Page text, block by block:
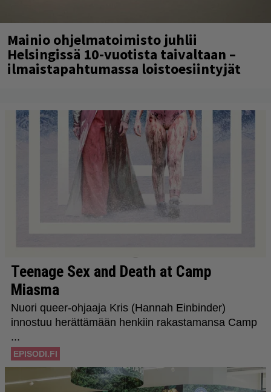
Mainio ohjelmatoimisto juhlii
Helsingissä 10-vuotista taivaltaan –
ilmaistapahtumassa loistoesiintyjät